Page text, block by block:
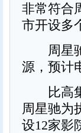
非常符合
市开设多
周星驰
源，预计
比高集
周星驰为
设12家影